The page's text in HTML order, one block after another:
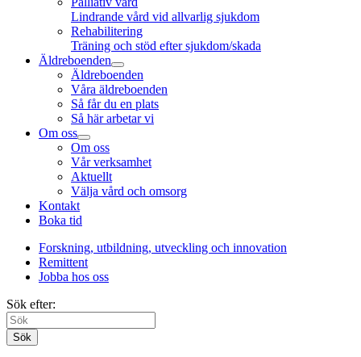
Lindrande vård vid allvarlig sjukdom
Rehabilitering
Träning och stöd efter sjukdom/skada
Äldreboenden
Äldreboenden
Våra äldreboenden
Så får du en plats
Så här arbetar vi
Om oss
Om oss
Vår verksamhet
Aktuellt
Välja vård och omsorg
Kontakt
Boka tid
Forskning, utbildning, utveckling och innovation
Remittent
Jobba hos oss
Sök efter:
Sök